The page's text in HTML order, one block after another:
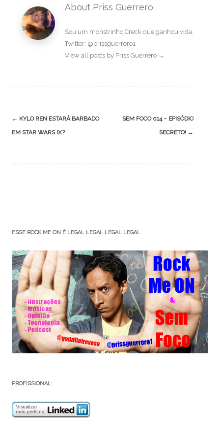
About Priss Guerrero
Sou um monstrinho Creck que ganhou vida.
Twitter: @prissguerrero1
View all posts by Priss Guerrero →
Post
navigation
← KYLO REN ESTARÁ BARBADO
EM STAR WARS IX?
SEM FOCO 014 – EPISÓDIO
SECRETO! →
ESSE ROCK ME ON É LEGAL LEGAL LEGAL LEGAL
PROFISSIONAL: